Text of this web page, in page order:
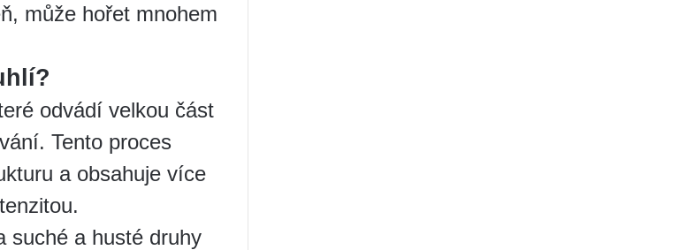
může hořet mnohem
odvádí velkou část
Tento proces
a obsahuje více
suché a husté druhy